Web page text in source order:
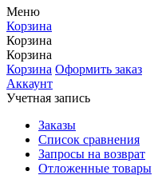
Меню
Корзина
Корзина
Корзина
Корзина Оформить заказ
Аккаунт
Учетная запись
Заказы
Список сравнения
Запросы на возврат
Отложенные товары